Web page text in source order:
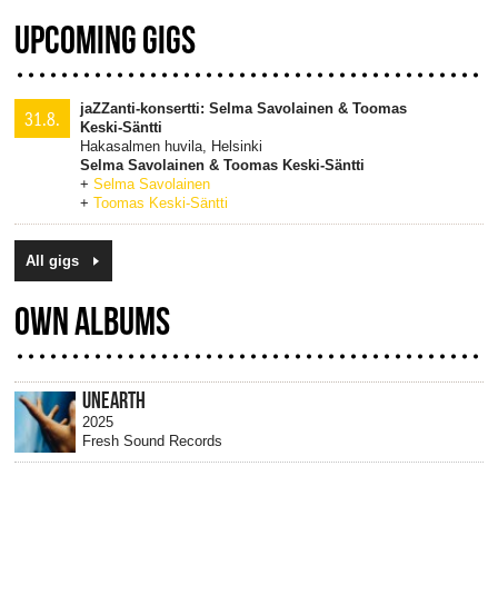
UPCOMING GIGS
31.8.
jaZZanti-konsertti: Selma Savolainen & Toomas
Keski-Säntti
Hakasalmen huvila, Helsinki
Selma Savolainen & Toomas Keski-Säntti
+ Selma Savolainen
+ Toomas Keski-Säntti
All gigs
OWN ALBUMS
UNEARTH
2025
Fresh Sound Records